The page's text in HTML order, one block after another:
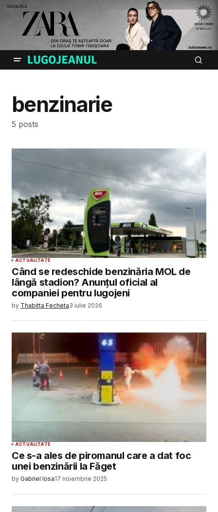
benzinarie
5 posts
ACTUALITATE
Când se redeschide benzinăria MOL de
lângă stadion? Anunțul oficial al
companiei pentru lugojeni
by Thabitta Fecheta3 iulie 2026
ACTUALITATE
Ce s-a ales de piromanul care a dat foc
unei benzinării la Făget
by Gabriel Iosa17 noiembrie 2025